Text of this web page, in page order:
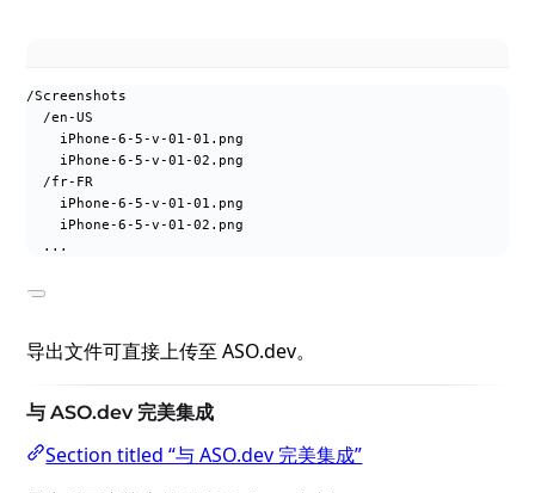
/Screenshots
/en-US
iPhone-6-5-v-01-01.png
iPhone-6-5-v-01-02.png
/fr-FR
iPhone-6-5-v-01-01.png
iPhone-6-5-v-01-02.png
...
导出文件可直接上传至 ASO.dev。
与 ASO.dev 完美集成
Section titled “与 ASO.dev 完美集成”